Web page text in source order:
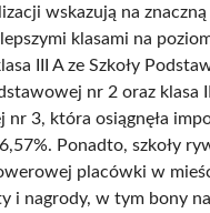
wskazują na
klasami na
III A ze Szkoły
nr 2 oraz klasa
nr 3, która osiągnęła
Ponadto, szkoły
placówki w
i nagrody, w tym bony